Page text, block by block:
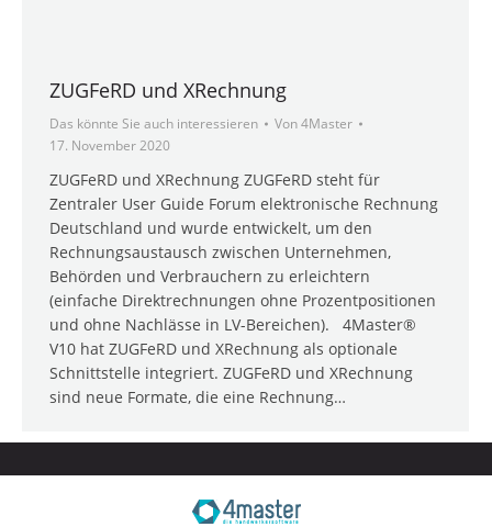
ZUGFeRD und XRechnung
Das könnte Sie auch interessieren Von4Master
17. November 2020
ZUGFeRD und XRechnung ZUGFeRD steht für
Zentraler User Guide Forum elektronische Rechnung
Deutschland und wurde entwickelt, um den
Rechnungsaustausch zwischen Unternehmen,
Behörden und Verbrauchern zu erleichtern
(einfache Direktrechnungen ohne Prozentpositionen
und ohne Nachlässe in LV-Bereichen). 4Master®
V10 hat ZUGFeRD und XRechnung als optionale
Schnittstelle integriert. ZUGFeRD und XRechnung
sind neue Formate, die eine Rechnung…